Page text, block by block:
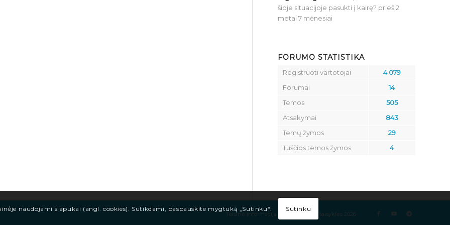
šioje situacijoje pasukti į kairę? prieš 2
metai 7 mėnesiai
FORUMO STATISTIKA
Registruoti vartotojai
4 079
Forumai
14
Temos
505
Atsakymai
843
Temų žymos
29
Tuščios temos žymos
4
Teisinė informacija Kelių eismo taisyklės 2026
naudojami slapukai (angl. cookies). Sutikdami, paspauskite mygtuką „Sutinku“. Sutinku